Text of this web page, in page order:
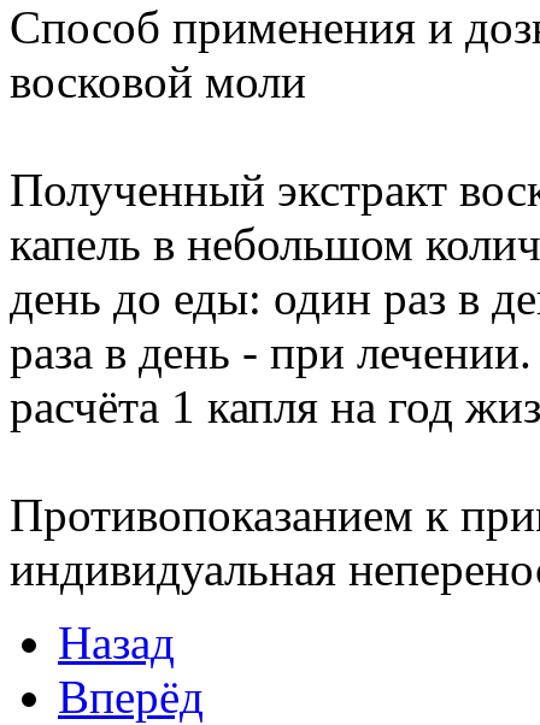
Способ применения и
восковой моли
Полученный экстракт
капель в небольшом
день до еды: один раз в
раза в день - при
расчёта 1 капля на год
Противопоказанием к
индивидуальная
Назад
Вперёд